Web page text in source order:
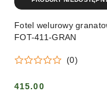
Fotel welurowy
FOT-411-GRAN
(0)
Cena:
415.00